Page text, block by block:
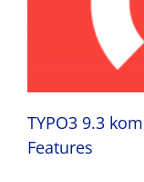
TYPO3 9.3
Features